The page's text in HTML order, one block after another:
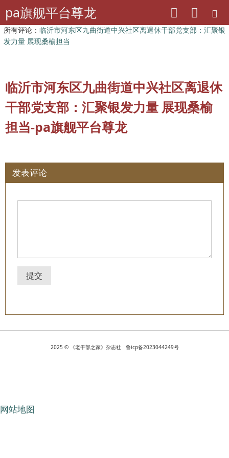
pa旗舰平台尊龙
pa旗舰平台尊龙
山东老干部工作
所有评论： 临沂市河东区九曲街道中兴社区离退休干部党支部：汇聚银
发力量 展现桑榆担当
临沂市河东区九曲街道中兴社区离退休
干部党支部：汇聚银发力量 展现桑榆
担当-pa旗舰平台尊龙
发表评论
提交
2025 © 《老干部之家》杂志社 鲁icp备2023044249号
网站地图